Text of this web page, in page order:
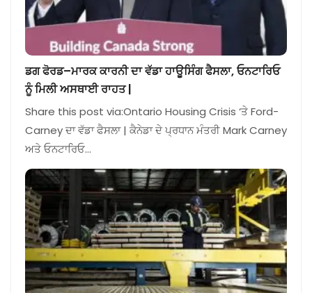
ਡਗ ਫੋਰਡ–ਮਾਰਕ ਕਾਰਨੀ ਦਾ ਵੱਡਾ ਹਾਊਸਿੰਗ ਫੈਸਲਾ, ਓਨਟਾਰਿਓ
ਨੂੰ ਮਿਲੀ ਅਸਥਾਈ ਰਾਹਤ |
Share this post via:Ontario Housing Crisis ‘ਤੇ Ford-
Carney ਦਾ ਵੱਡਾ ਫੈਸਲਾ | ਕੈਨੇਡਾ ਦੇ ਪ੍ਰਧਾਨ ਮੰਤਰੀ Mark Carney
ਅਤੇ ਓਨਟਾਰਿਓ…